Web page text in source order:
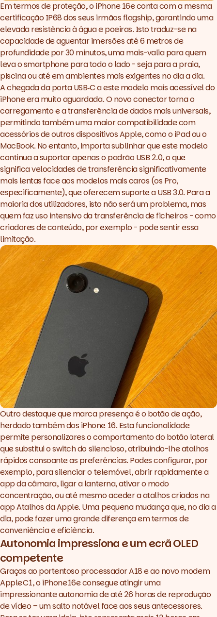
Em termos de proteção, o iPhone 16e conta com a mesma
certificação IP68 dos seus irmãosflagship, garantindo uma
elevada resistência à água e poeiras. Isto traduz-se na
capacidade de aguentar imersões até 6 metros de
profundidade por 30 minutos, uma mais-valia para quem
leva o smartphone para todo o lado - seja para a praia,
piscina ou até em ambientes mais exigentes no dia a dia.
A chegada da porta USB‑C a este modelo mais acessível do
iPhone era muito aguardada. O novo conector torna o
carregamento e a transferência de dados mais universais,
permitindo também uma maior compatibilidade com
acessórios de outros dispositivos Apple, como o iPad ou o
MacBook. No entanto, importa sublinhar que este modelo
continua a suportar apenas o padrão USB 2.0, o que
significa velocidades de transferência significativamente
mais lentas face aos modelos mais caros (os Pro,
especificamente), que oferecem suporte a USB 3.0. Para a
maioria dos utilizadores, isto não será um problema, mas
quem faz uso intensivo da transferência de ficheiros - como
criadores de conteúdo, por exemplo - pode sentir essa
limitação.
Outro destaque que marca presença é o botão de ação,
herdado também dos iPhone 16. Esta funcionalidade
permite personalizares o comportamento do botão lateral
que substitui o switch do silencioso, atribuindo-lhe atalhos
rápidos consoante as preferências. Podes configurar, por
exemplo, para silenciar o telemóvel, abrir rapidamente a
app da câmara, ligar a lanterna, ativar o modo
concentração, ou até mesmo aceder a atalhos criados na
app Atalhos da Apple. Uma pequena mudança que, no dia a
dia, pode fazer uma grande diferença em termos de
conveniência e eficiência.
Autonomia impressiona e um ecrã OLED
competente
Graças ao portentoso processador A18 e ao novo modem
Apple C1, o iPhone 16e consegue atingir uma
impressionante autonomia de até 26 horas de reprodução
de vídeo – um salto notável face aos seus antecessores.